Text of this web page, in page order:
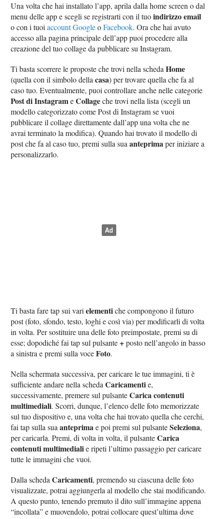
Una volta che hai installato l’app, aprila dalla home screen o dal
menu delle app e scegli se registrarti con il tuoindirizzo email
o con i tuoiaccount GoogleoFacebook. Ora che hai avuto
accesso alla pagina principale dell’app puoi procedere alla
creazione del tuo collage da pubblicare su Instagram.
Ti basta scorrere le proposte che trovi nella schedaHome
(quella con il simbolo dellacasa) per trovare quella che fa al
caso tuo. Eventualmente, puoi controllare anche nelle categorie
Post di InstagrameCollageche trovi nella lista (scegli un
modello categorizzato come Post di Instagram se vuoi
pubblicare il collage direttamente dall’app una volta che ne
avrai terminato la modifica). Quando hai trovato il modello di
post che fa al caso tuo, premi sulla suaanteprimaper iniziare a
personalizzarlo.
Ti basta fare tap sui varielementiche compongono il futuro
post (foto, sfondo, testo, loghi e così via) per modificarli di volta
in volta. Per sostituire una delle foto preimpostate, premi su di
esse; dopodiché fai tap sul pulsante+posto nell’angolo in basso
a sinistra e premi sulla voceFoto.
Nella schermata successiva, per caricare le tue immagini, ti è
sufficiente andare nella schedaCaricamentie,
successivamente, premere sul pulsanteCarica contenuti
multimediali. Scorri, dunque, l’elenco delle foto memorizzate
sul tuo dispositivo e, una volta che hai trovato quella che cerchi,
fai tap sulla suaanteprimae poi premi sul pulsanteSeleziona,
per caricarla. Premi, di volta in volta, il pulsanteCarica
contenuti multimedialie ripeti l’ultimo passaggio per caricare
tutte le immagini che vuoi.
Dalla schedaCaricamenti, premendo su ciascuna delle foto
visualizzate, potrai aggiungerla al modello che stai modificando.
A questo punto, tenendo premuto il dito sull’immagine appena
“incollata” e muovendolo, potrai collocare quest’ultima dove